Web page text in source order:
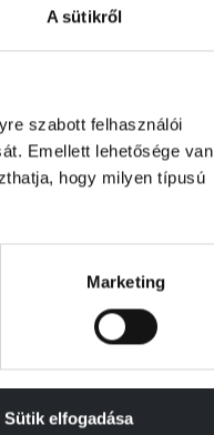
A sütikről
szabott felhasználói
Emellett lehetősége van
hogy milyen típusú
Marketing
Sütik elfogadása